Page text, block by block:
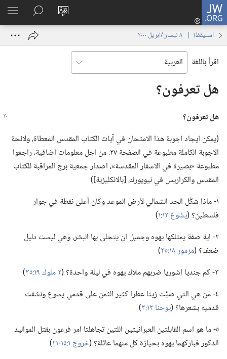
JW.ORG
تغيير
الموقع
تسجيل
الدخول
نافذة
البحث
في
JW.‎ORG
استيقظ‏!‏ | ‏‎ ٨‏ ‏‎نيسان/ابريل‏ ‎٢٠٠٠
اقرأ باللغة
هل تعرفون؟‏
هل تعرفون؟‏
‏(‏يمكن ايجاد اجوبة هذا الامتحان في آيات الكتاب المقدس المعطاة،‏ ولائحة
الاجوبة الكاملة مطبوعة في الصفحة ٢٧.‏ من اجل معلومات اضافية،‏ راجعوا
مطبوعة «بصيرة في الاسفار المقدسة»،‏ اصدار جمعية برج المراقبة للكتاب
المقدس والكراريس في نيويورك،‏ [بالانكليزية])‏
١-‏ ماذا شكَّل الحد الشمالي لأرض الموعد وكان أعلى نقطة في جوار
فلسطين؟‏ (‏يشوع ١٢:‏١
‏)‏
٢-‏ اية صفة يمتلكها يهوه وجميل ان يتحلى بها البشر،‏ وهي ليست دليل
ضعف؟‏ (‏مزمور ١٨:‏٣٥
‏)‏
٣-‏ كم جنديا اشوريا ضربهم ملاك يهوه في ليلة واحدة؟‏ (‏
٢ ملوك ١٩:‏٣٥
‏)‏
٤-‏ مَن هي التي صبَّت زيتا عطرا كثير الثمن على قدمي يسوع ونشفت
قدميه بشعرها؟‏ (‏يوحنا ١٢:‏٣
‏)‏
٥-‏ ما هو اسم القابلتين العبرانيتين اللتين تجاهلتا امر فرعون بقتل المواليد
الذكور فباركهما يهوه بحيازة كل منهما عائلة؟‏ (‏خروج ١:‏١٥-‏٢١
‏)‏